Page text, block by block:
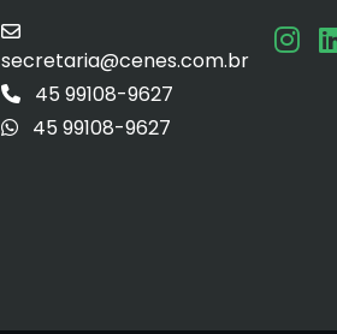
secretaria@cenes.com.br
45 99108-9627
45 99108-9627